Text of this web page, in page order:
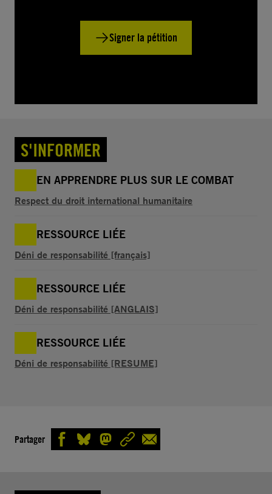
Signer la pétition
S'INFORMER
EN APPRENDRE PLUS SUR LE COMBAT
Respect du droit international humanitaire
RESSOURCE LIÉE
Déni de responsabilité [français]
RESSOURCE LIÉE
Déni de responsabilité [ANGLAIS]
RESSOURCE LIÉE
Déni de responsabilité [RESUME]
Partager